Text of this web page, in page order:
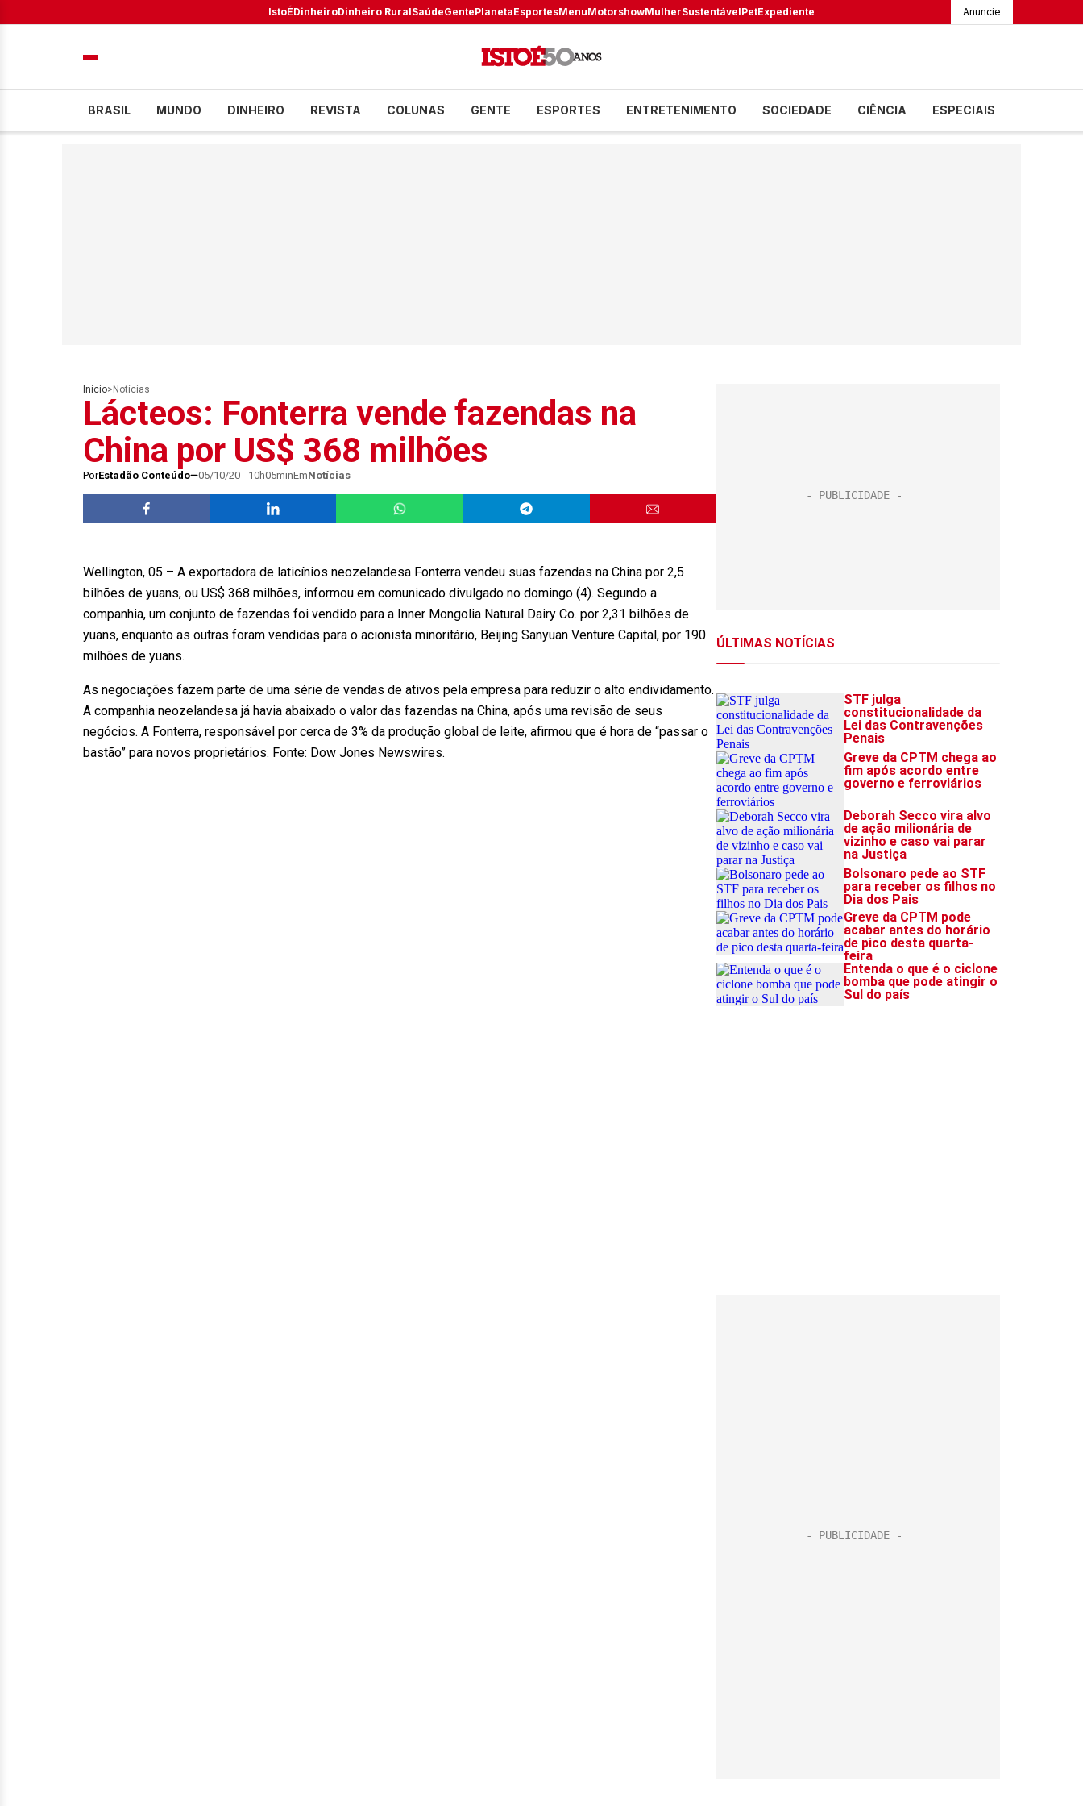
IstoÉDinheiroDinheiro RuralSaúdeGentePlanetaEsportesMenuMotorshowMulherSustentávelPetExpediente Anuncie
BRASIL MUNDO DINHEIRO REVISTA COLUNAS GENTE ESPORTES ENTRETENIMENTO SOCIEDADE CIÊNCIA ESPECIAIS
Início> Notícias
Lácteos: Fonterra vende fazendas na
China por US$ 368 milhões
PorEstadão Conteúdo 05/10/20 - 10h05minEmNotícias
Wellington, 05 – A exportadora de laticínios neozelandesa Fonterra vendeu suas fazendas na China por 2,5
bilhões de yuans, ou US$ 368 milhões, informou em comunicado divulgado no domingo (4). Segundo a
companhia, um conjunto de fazendas foi vendido para a Inner Mongolia Natural Dairy Co. por 2,31 bilhões de
yuans, enquanto as outras foram vendidas para o acionista minoritário, Beijing Sanyuan Venture Capital, por 190
milhões de yuans.
As negociações fazem parte de uma série de vendas de ativos pela empresa para reduzir o alto endividamento.
A companhia neozelandesa já havia abaixado o valor das fazendas na China, após uma revisão de seus
negócios. A Fonterra, responsável por cerca de 3% da produção global de leite, afirmou que é hora de “passar o
bastão” para novos proprietários. Fonte: Dow Jones Newswires.